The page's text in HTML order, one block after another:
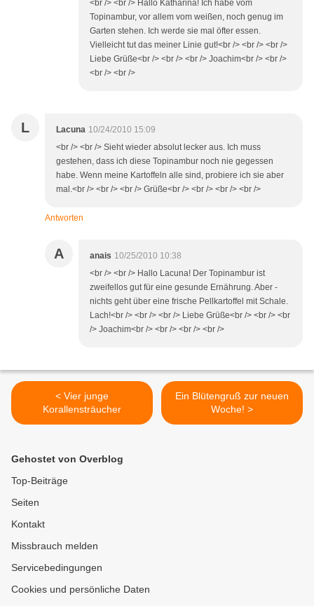
<br /> <br /> Hallo Katharina! Ich habe vom
Topinambur, vor allem vom weißen, noch genug im
Garten stehen. Ich werde sie mal öfter essen.
Vielleicht tut das meiner Linie gut!<br /> <br /> <br />
Liebe Grüße<br /> <br /> <br /> Joachim<br /> <br />
<br /> <br />
L Lacuna 10/24/2010 15:09
<br /> <br /> Sieht wieder absolut lecker aus. Ich muss
gestehen, dass ich diese Topinambur noch nie gegessen
habe. Wenn meine Kartoffeln alle sind, probiere ich sie aber
mal.<br /> <br /> <br /> Grüße<br /> <br /> <br /> <br />
Antworten
A anais 10/25/2010 10:38
<br /> <br /> Hallo Lacuna! Der Topinambur ist
zweifellos gut für eine gesunde Ernährung. Aber -
nichts geht über eine frische Pellkartoffel mit Schale.
Lach!<br /> <br /> <br /> Liebe Grüße<br /> <br /> <br
/> Joachim<br /> <br /> <br /> <br />
< Vier junge
Korallensträucher
Ein Blütengruß zur neuen
Woche! >
Gehostet von Overblog
Top-Beiträge
Seiten
Kontakt
Missbrauch melden
Servicebedingungen
Cookies und persönliche Daten